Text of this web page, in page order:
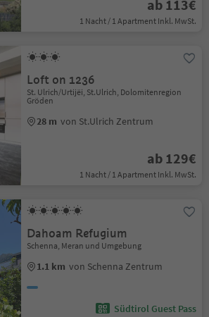
ab 113€
1 Nacht / 1 Apartment Inkl. MwSt.
Loft on 1236
St. Ulrich/Urtijëi, St.Ulrich, Dolomitenregion
Gröden
28 m von St.Ulrich Zentrum
ab 129€
1 Nacht / 1 Apartment Inkl. MwSt.
Dahoam Refugium
Schenna, Meran und Umgebung
1.1 km von Schenna Zentrum
Südtirol Guest Pass